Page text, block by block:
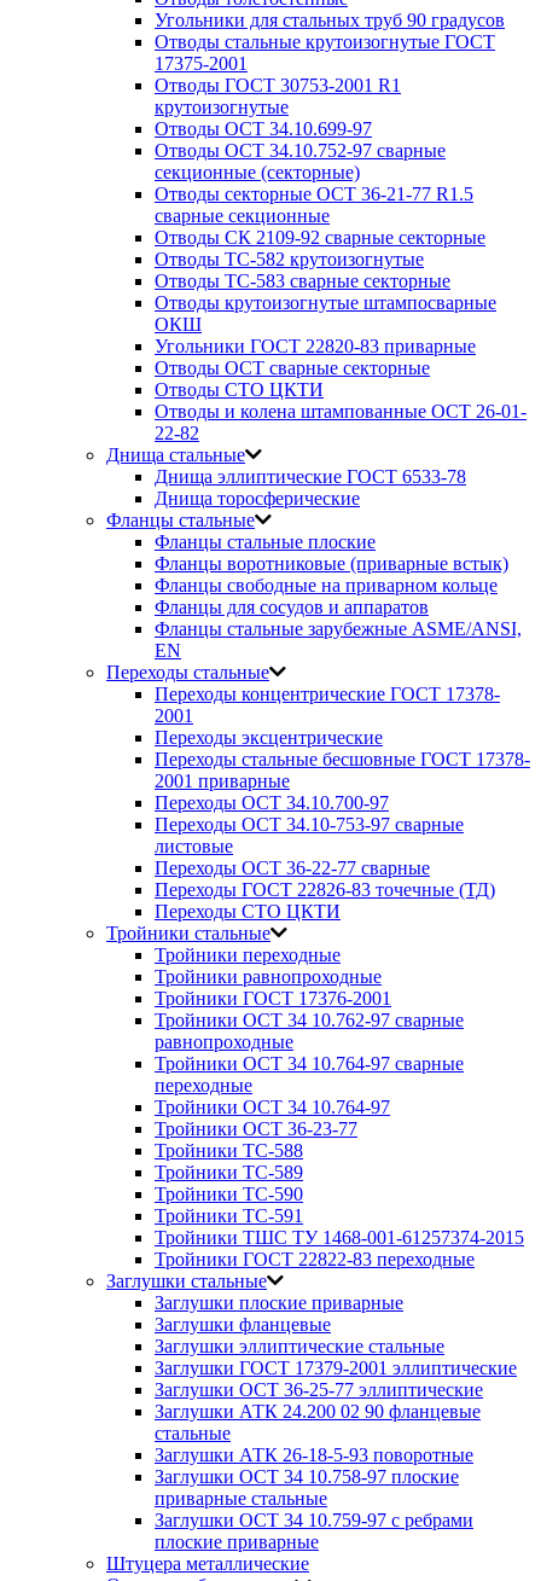
Угольники для стальных труб 90 градусов
Отводы стальные крутоизогнутые ГОСТ
17375-2001
Отводы ГОСТ 30753-2001 R1
крутоизогнутые
Отводы ОСТ 34.10.699-97
Отводы ОСТ 34.10.752-97 сварные
секционные (секторные)
Отводы секторные ОСТ 36-21-77 R1.5
сварные секционные
Отводы СК 2109-92 сварные секторные
Отводы ТС-582 крутоизогнутые
Отводы ТС-583 сварные секторные
Отводы крутоизогнутые штампосварные
ОКШ
Угольники ГОСТ 22820-83 приварные
Отводы ОСТ сварные секторные
Отводы СТО ЦКТИ
Отводы и колена штампованные ОСТ 26-01-
22-82
Днища стальные
Днища эллиптические ГОСТ 6533-78
Днища торосферические
Фланцы стальные
Фланцы стальные плоские
Фланцы воротниковые (приварные встык)
Фланцы свободные на приварном кольце
Фланцы для сосудов и аппаратов
Фланцы стальные зарубежные ASME/ANSI,
EN
Переходы стальные
Переходы концентрические ГОСТ 17378-
2001
Переходы эксцентрические
Переходы стальные бесшовные ГОСТ 17378-
2001 приварные
Переходы ОСТ 34.10.700-97
Переходы ОСТ 34.10-753-97 сварные
листовые
Переходы ОСТ 36-22-77 сварные
Переходы ГОСТ 22826-83 точечные (ТД)
Переходы СТО ЦКТИ
Тройники стальные
Тройники переходные
Тройники равнопроходные
Тройники ГОСТ 17376-2001
Тройники ОСТ 34 10.762-97 сварные
равнопроходные
Тройники ОСТ 34 10.764-97 сварные
переходные
Тройники ОСТ 34 10.764-97
Тройники ОСТ 36-23-77
Тройники ТС-588
Тройники ТС-589
Тройники ТС-590
Тройники ТС-591
Тройники ТШС ТУ 1468-001-61257374-2015
Тройники ГОСТ 22822-83 переходные
Заглушки стальные
Заглушки плоские приварные
Заглушки фланцевые
Заглушки эллиптические стальные
Заглушки ГОСТ 17379-2001 эллиптические
Заглушки ОСТ 36-25-77 эллиптические
Заглушки АТК 24.200 02 90 фланцевые
стальные
Заглушки АТК 26-18-5-93 поворотные
Заглушки ОСТ 34 10.758-97 плоские
приварные стальные
Заглушки ОСТ 34 10.759-97 с ребрами
плоские приварные
Штуцера металлические